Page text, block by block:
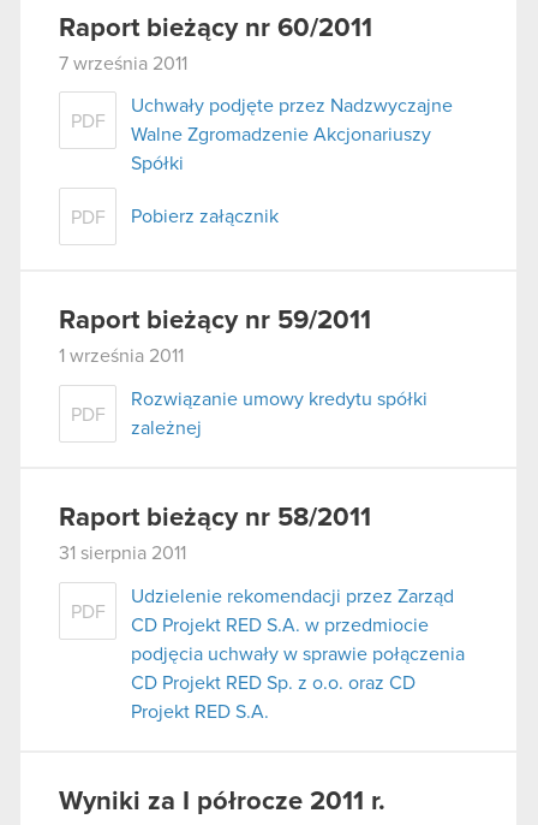
Raport bieżący nr 60/2011
7 września 2011
PDF
Uchwały podjęte przez Nadzwyczajne
Walne Zgromadzenie Akcjonariuszy
Spółki
PDF Pobierz załącznik
Raport bieżący nr 59/2011
1 września 2011
PDF
Rozwiązanie umowy kredytu spółki
zależnej
Raport bieżący nr 58/2011
31 sierpnia 2011
PDF
Udzielenie rekomendacji przez Zarząd
CD Projekt RED S.A. w przedmiocie
podjęcia uchwały w sprawie połączenia
CD Projekt RED Sp. z o.o. oraz CD
Projekt RED S.A.
Wyniki za I półrocze 2011 r.